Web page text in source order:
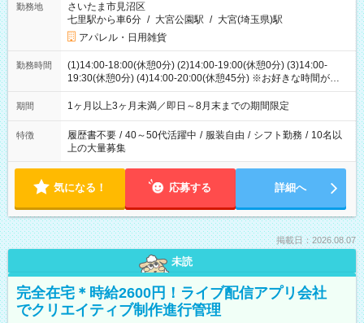
勤務地
さいたま市見沼区
七里駅から車6分 / 大宮公園駅 / 大宮(埼玉県)駅
アパレル・日用雑貨
勤務時間
(1)14:00-18:00(休憩0分) (2)14:00-19:00(休憩0分) (3)14:00-
19:30(休憩0分) (4)14:00-20:00(休憩45分) ※お好きな時間が選べ
ます
期間 1ヶ月以上3ヶ月未満／即日～8月末までの期間限定
特徴 履歴書不要 / 40～50代活躍中 / 服装自由 / シフト勤務 / 10名以
上の大量募集
気になる！ 応募する 詳細へ
掲載日：2026.08.07
未読
完全在宅＊時給2600円！ライブ配信アプリ会社
でクリエイティブ制作進行管理